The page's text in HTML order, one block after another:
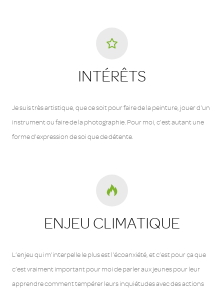
INTÉRÊTS
Je suis très artistique, que ce soit pour faire de la peinture, jouer d'un
instrument ou faire de la photographie. Pour moi, c’est autant une
forme d'expression de soi que de détente.
ENJEU CLIMATIQUE
L’enjeu qui m'interpelle le plus est l'écoanxiété, et c’est pour ça que
c’est vraiment important pour moi de parler aux jeunes pour leur
apprendre comment tempérer leurs inquiétudes avec des actions